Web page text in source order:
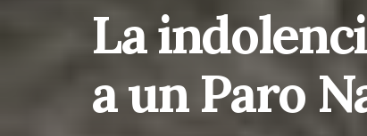
La
a un Paro